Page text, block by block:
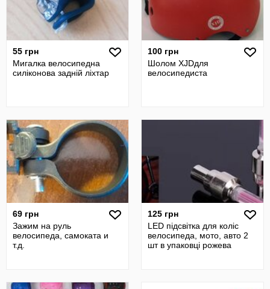
55 грн
Мигалка велосипедна
силіконова задній ліхтар
100 грн
Шолом XJDдля
велосипедиста
69 грн
Зажим на руль
велосипеда, самоката и
т.д.
125 грн
LED підсвітка для коліс
велосипеда, мото, авто 2
шт в упаковці рожева